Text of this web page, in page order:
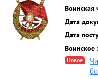
Воинская
Дата
Дата
Воинское
Новое